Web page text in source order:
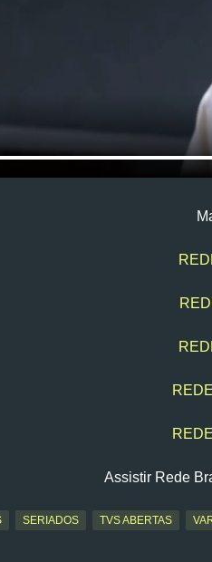
Assistir Rede
SERIADOS TVS ABERTAS